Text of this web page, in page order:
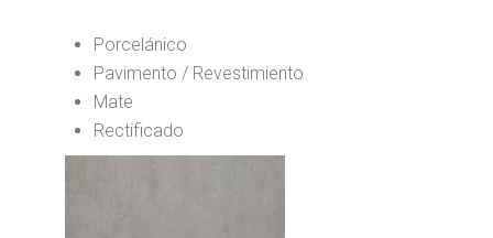
Porcelánico
Pavimento / Revestimiento
Mate
Rectificado